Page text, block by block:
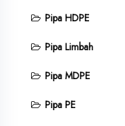
Pipa HDPE
Pipa Limbah
Pipa MDPE
Pipa PE